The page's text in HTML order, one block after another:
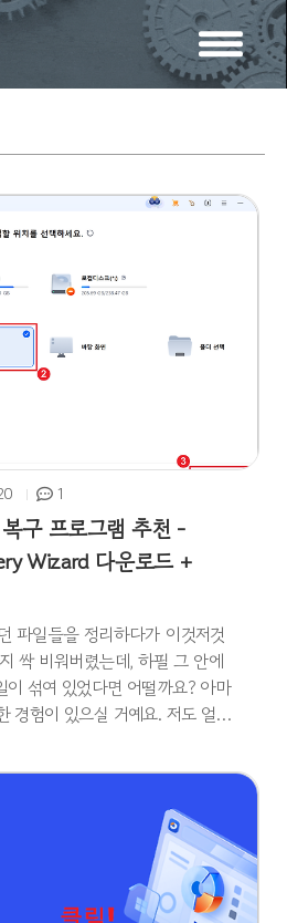
1
구 프로그램 추천 -
Wizard 다운로드 +
파일들을 정리하다가 이것저것
싹 비워버렸는데, 하필 그 안에
섞여 있었다면 어떨까요? 아마
경험이 있으실 거예요. 저도 얼마
있더라고요. 직접 사용해 보니 걱
구가 됐습니다. 오늘은 국내에
구 소프트웨어, EaseUS Data
용해 본 후기를 남겨보려고 합니
Wizard를 사용한 이유데이터 복
만, EaseUS를 선택한 이유는 크게